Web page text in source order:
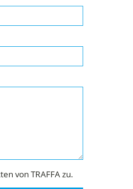
von TRAFFA zu.